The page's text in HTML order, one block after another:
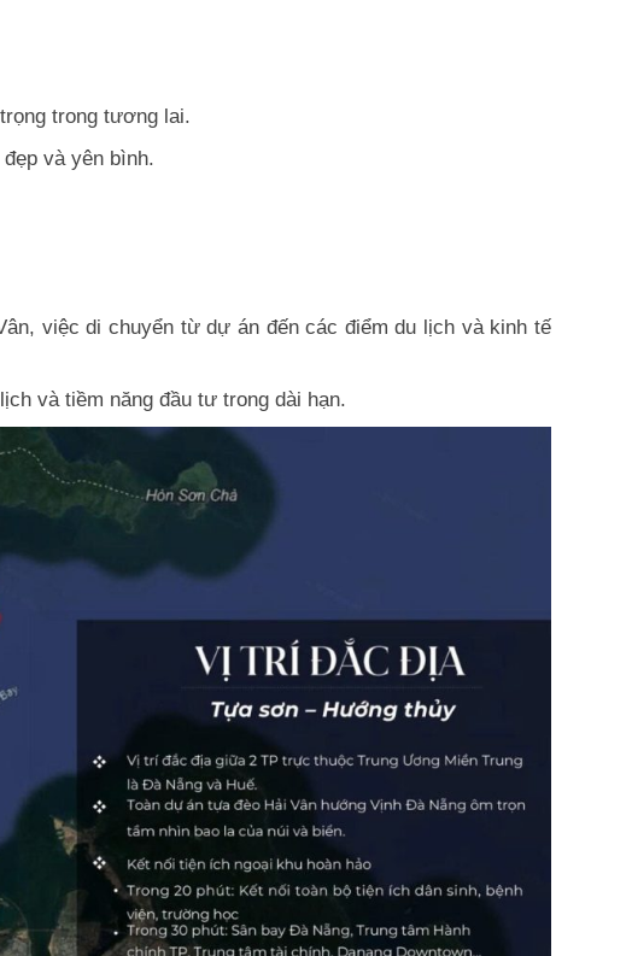
trong tương lai.
và yên bình.
việc di chuyển từ dự án đến các điểm du lịch và kinh tế
và tiềm năng đầu tư trong dài hạn.